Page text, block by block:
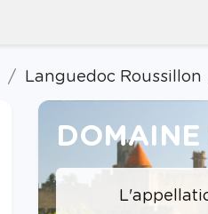
Languedoc Roussillon
DOMAINE